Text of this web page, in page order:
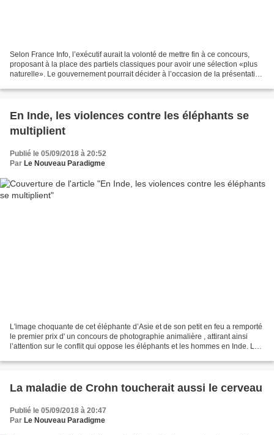
Selon France Info, l’exécutif aurait la volonté de mettre fin à ce concours,
proposant à la place des partiels classiques pour avoir une sélection «plus
naturelle». Le gouvernement pourrait décider à l’occasion de la présentation
En Inde, les violences contre les éléphants se
multiplient
Publié le 05/09/2018 à 20:52
Par Le Nouveau Paradigme
L'image choquante de cet éléphante d’Asie et de son petit en feu a remporté
le premier prix d' un concours de photographie animalière , attirant ainsi
l’attention sur le conflit qui oppose les éléphants et les hommes en Inde. Le
La maladie de Crohn toucherait aussi le cerveau
Publié le 05/09/2018 à 20:47
Par Le Nouveau Paradigme